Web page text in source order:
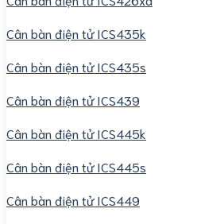
Cân bàn điện tử ICS435k
Cân bàn điện tử ICS435s
Cân bàn điện tử ICS439
Cân bàn điện tử ICS445k
Cân bàn điện tử ICS445s
Cân bàn điện tử ICS449